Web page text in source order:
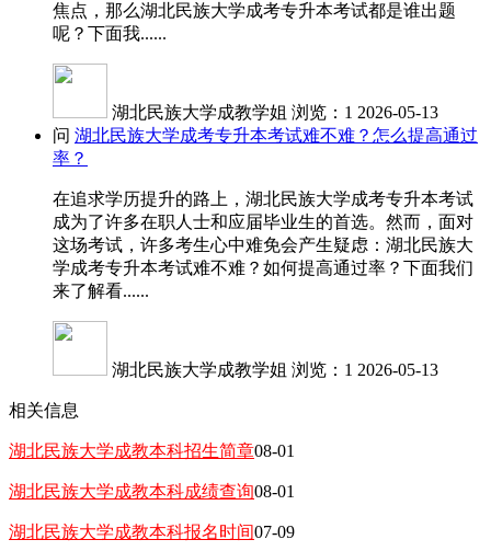
焦点，那么湖北民族大学成考专升本考试都是谁出题
呢？下面我......
湖北民族大学成教学姐 浏览：1 2026-05-13
问 湖北民族大学成考专升本考试难不难？怎么提高通过
率？
在追求学历提升的路上，湖北民族大学成考专升本考试
成为了许多在职人士和应届毕业生的首选。然而，面对
这场考试，许多考生心中难免会产生疑虑：湖北民族大
学成考专升本考试难不难？如何提高通过率？下面我们
来了解看......
湖北民族大学成教学姐 浏览：1 2026-05-13
相关信息
湖北民族大学成教本科招生简章08-01
湖北民族大学成教本科成绩查询08-01
湖北民族大学成教本科报名时间07-09